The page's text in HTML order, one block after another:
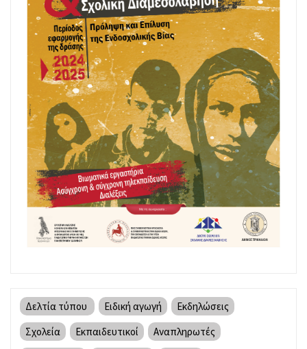
Δελτία τύπου Ειδική αγωγή
Εκδηλώσεις
Σχολεία
Εκπαιδευτικοί
Αναπληρωτές